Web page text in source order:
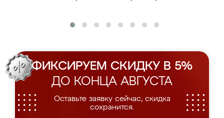
ФИКСИРУЕМ СКИДКУ В 5%
ДО КОНЦА АВГУСТА
Оставьте заявку сейчас, скидка
сохранится.